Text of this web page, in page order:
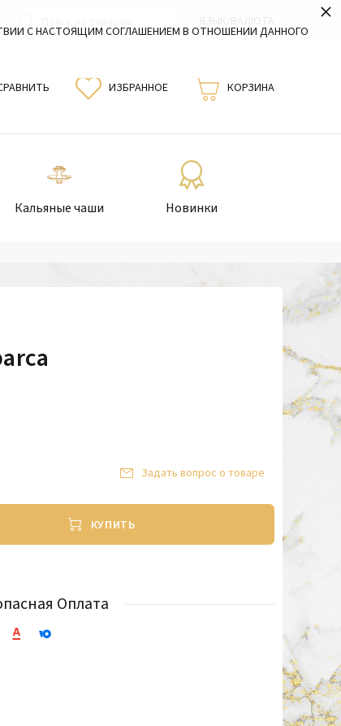
ИЗБРАННОЕ КОРЗИНА
Кальяные чаши Новинки
Задать вопрос о товаре
КУПИТЬ
Оплата
С НАСТОЯЩИМ СОГЛАШЕНИЕМ В ОТНОШЕНИИ ДАННОГО
×